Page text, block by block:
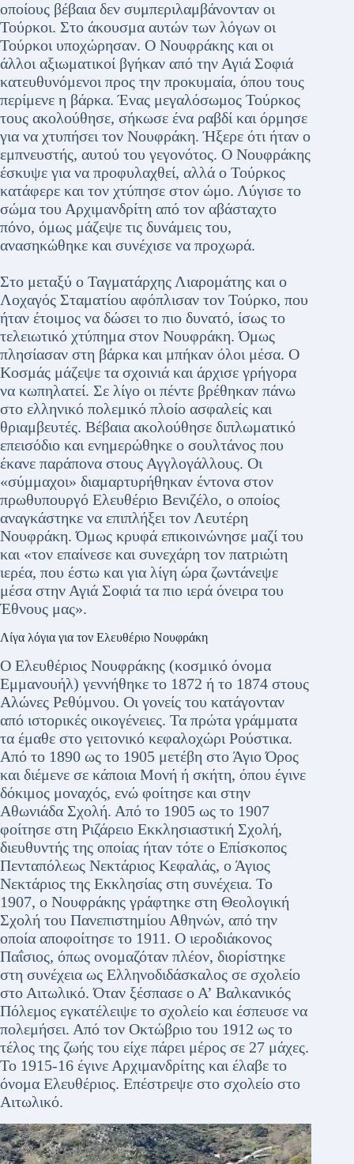
οποίους βέβαια δεν συμπεριλαμβάνονταν οι
Τούρκοι. Στο άκουσμα αυτών των λόγων οι
Τούρκοι υποχώρησαν. Ο Νουφράκης και οι
άλλοι αξιωματικοί βγήκαν από την Αγιά Σοφιά
κατευθυνόμενοι προς την προκυμαία, όπου τους
περίμενε η βάρκα. Ένας μεγαλόσωμος Τούρκος
τους ακολούθησε, σήκωσε ένα ραβδί και όρμησε
για να χτυπήσει τον Νουφράκη. Ήξερε ότι ήταν ο
εμπνευστής, αυτού του γεγονότος. Ο Νουφράκης
έσκυψε για να προφυλαχθεί, αλλά ο Τούρκος
κατάφερε και τον χτύπησε στον ώμο. Λύγισε το
σώμα του Αρχιμανδρίτη από τον αβάσταχτο
πόνο, όμως μάζεψε τις δυνάμεις του,
ανασηκώθηκε και συνέχισε να προχωρά.
Στο μεταξύ ο Ταγματάρχης Λιαρομάτης και ο
Λοχαγός Σταματίου αφόπλισαν τον Τούρκο, που
ήταν έτοιμος να δώσει το πιο δυνατό, ίσως το
τελειωτικό χτύπημα στον Νουφράκη. Όμως
πλησίασαν στη βάρκα και μπήκαν όλοι μέσα. Ο
Κοσμάς μάζεψε τα σχοινιά και άρχισε γρήγορα
να κωπηλατεί. Σε λίγο οι πέντε βρέθηκαν πάνω
στο ελληνικό πολεμικό πλοίο ασφαλείς και
θριαμβευτές. Βέβαια ακολούθησε διπλωματικό
επεισόδιο και ενημερώθηκε ο σουλτάνος που
έκανε παράπονα στους Αγγλογάλλους. Οι
«σύμμαχοι» διαμαρτυρήθηκαν έντονα στον
πρωθυπουργό Ελευθέριο Βενιζέλο, ο οποίος
αναγκάστηκε να επιπλήξει τον Λευτέρη
Νουφράκη. Όμως κρυφά επικοινώνησε μαζί του
και «τον επαίνεσε και συνεχάρη τον πατριώτη
ιερέα, που έστω και για λίγη ώρα ζωντάνεψε
μέσα στην Αγιά Σοφιά τα πιο ιερά όνειρα του
Έθνους μας».
Λίγα λόγια για τον Ελευθέριο Νουφράκη
Ο Ελευθέριος Νουφράκης (κοσμικό όνομα
Εμμανουήλ) γεννήθηκε το 1872 ή το 1874 στους
Αλώνες Ρεθύμνου. Οι γονείς του κατάγονταν
από ιστορικές οικογένειες. Τα πρώτα γράμματα
τα έμαθε στο γειτονικό κεφαλοχώρι Ρούστικα.
Από το 1890 ως το 1905 μετέβη στο Άγιο Όρος
και διέμενε σε κάποια Μονή ή σκήτη, όπου έγινε
δόκιμος μοναχός, ενώ φοίτησε και στην
Αθωνιάδα Σχολή. Από το 1905 ως το 1907
φοίτησε στη Ριζάρειο Εκκλησιαστική Σχολή,
διευθυντής της οποίας ήταν τότε ο Επίσκοπος
Πενταπόλεως Νεκτάριος Κεφαλάς, ο Άγιος
Νεκτάριος της Εκκλησίας στη συνέχεια. Το
1907, ο Νουφράκης γράφτηκε στη Θεολογική
Σχολή του Πανεπιστημίου Αθηνών, από την
οποία αποφοίτησε το 1911. Ο ιεροδιάκονος
Παΐσιος, όπως ονομαζόταν πλέον, διορίστηκε
στη συνέχεια ως Ελληνοδιδάσκαλος σε σχολείο
στο Αιτωλικό. Όταν ξέσπασε ο Α’ Βαλκανικός
Πόλεμος εγκατέλειψε το σχολείο και έσπευσε να
πολεμήσει. Από τον Οκτώβριο του 1912 ως το
τέλος της ζωής του είχε πάρει μέρος σε 27 μάχες.
Το 1915-16 έγινε Αρχιμανδρίτης και έλαβε το
όνομα Ελευθέριος. Επέστρεψε στο σχολείο στο
Αιτωλικό.